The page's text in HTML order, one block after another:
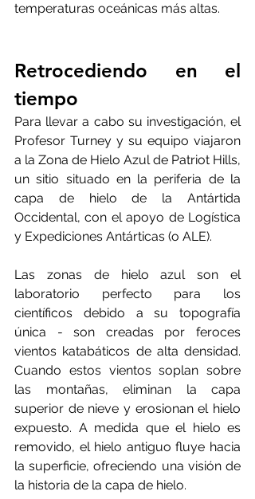
temperaturas oceánicas más altas.
Retrocediendo en el
tiempo
Para llevar a cabo su investigación, el
Profesor Turney y su equipo viajaron
a la Zona de Hielo Azul de Patriot Hills,
un sitio situado en la periferia de la
capa de hielo de la Antártida
Occidental, con el apoyo de Logística
y Expediciones Antárticas (o ALE).
Las zonas de hielo azul son el
laboratorio perfecto para los
científicos debido a su topografía
única - son creadas por feroces
vientos katabáticos de alta densidad.
Cuando estos vientos soplan sobre
las montañas, eliminan la capa
superior de nieve y erosionan el hielo
expuesto. A medida que el hielo es
removido, el hielo antiguo fluye hacia
la superficie, ofreciendo una visión de
la historia de la capa de hielo.